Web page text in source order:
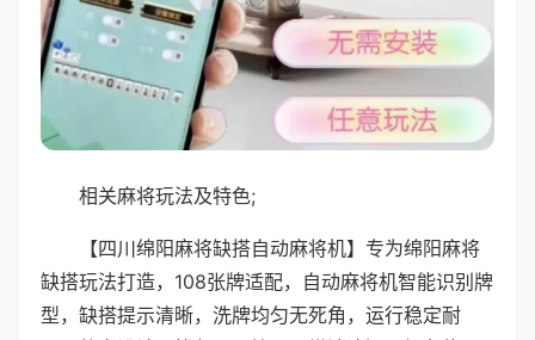
相关麻将玩法及特色;
【四川绵阳麻将缺搭自动麻将机】专为绵阳麻将
缺搭玩法打造，108张牌适配，自动麻将机智能识别牌
型，缺搭提示清晰，洗牌均匀无死角，运行稳定耐